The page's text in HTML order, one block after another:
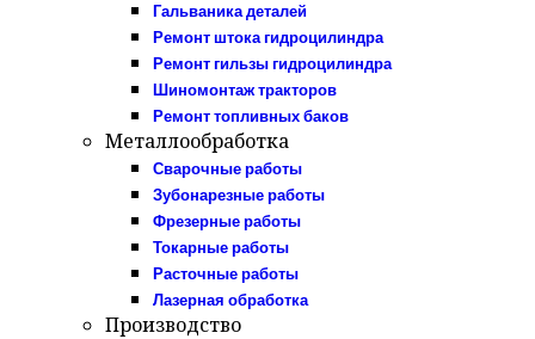
Гальваника деталей
Ремонт штока гидроцилиндра
Ремонт гильзы гидроцилиндра
Шиномонтаж тракторов
Ремонт топливных баков
Металлообработка
Сварочные работы
Зубонарезные работы
Фрезерные работы
Токарные работы
Расточные работы
Лазерная обработка
Производство